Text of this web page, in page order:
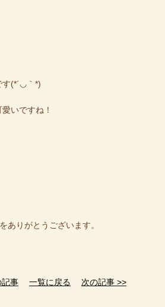
す(*´◡｀​*)
いですね！
りがとうございます。
記事 一覧に戻る 次の記事 >>